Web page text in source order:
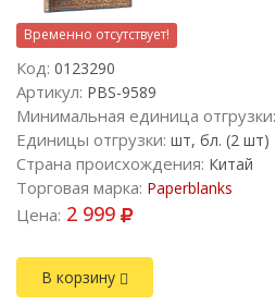
Временно отсутствует!
Код: 0123290
Артикул: PBS-9589
Минимальная единица отгрузки:
Единицы отгрузки: шт, бл. (2 шт)
Страна происхождения: Китай
Торговая марка: Paperblanks
Цена: 2 999
В корзину